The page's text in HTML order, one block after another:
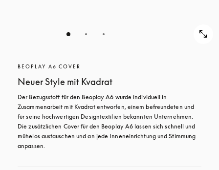
BEOPLAY A6 COVER
Neuer Style mit Kvadrat
Der Bezugsstoff für den Beoplay A6 wurde individuell in
Zusammenarbeit mit Kvadrat entworfen, einem befreundeten und
für seine hochwertigen Designtextilien bekannten Unternehmen.
Die zusätzlichen Cover für den Beoplay A6 lassen sich schnell und
mühelos austauschen und an jede Inneneinrichtung und Stimmung
anpassen.